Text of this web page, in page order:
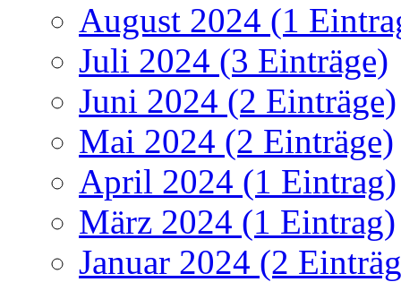
August 2024 (1
Juli 2024 (3 Einträge)
Juni 2024 (2 Einträge)
Mai 2024 (2 Einträge)
April 2024 (1 Eintrag)
März 2024 (1 Eintrag)
Januar 2024 (2